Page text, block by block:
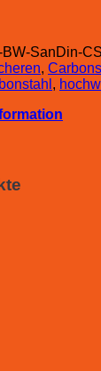
BW-SanDin-
,
,